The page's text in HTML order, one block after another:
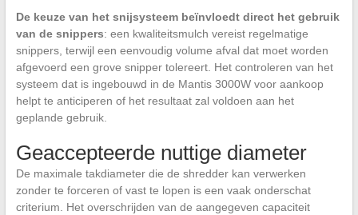
De keuze van het snijsysteem beïnvloedt direct het gebruik
van de snippers: een kwaliteitsmulch vereist regelmatige
snippers, terwijl een eenvoudig volume afval dat moet worden
afgevoerd een grove snipper tolereert. Het controleren van het
systeem dat is ingebouwd in de Mantis 3000W voor aankoop
helpt te anticiperen of het resultaat zal voldoen aan het
geplande gebruik.
Geaccepteerde nuttige diameter
De maximale takdiameter die de shredder kan verwerken
zonder te forceren of vast te lopen is een vaak onderschat
criterium. Het overschrijden van de aangegeven capaciteit